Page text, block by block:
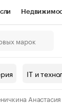
Проверка
IT и